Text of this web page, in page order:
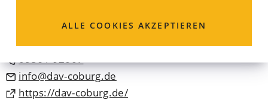
ALLE COOKIES AKZEPTIEREN
96450 Coburg
09561 92007
info
dav-coburg de
https://dav-coburg.de/
(Öffnet